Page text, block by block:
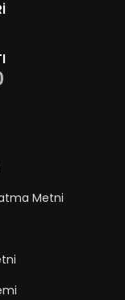
Metni